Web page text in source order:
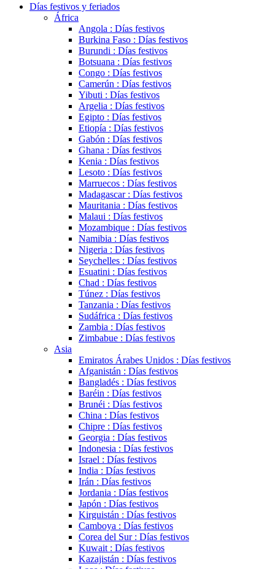
Días festivos y feriados
África
Angola : Días festivos
Burkina Faso : Días festivos
Burundi : Días festivos
Botsuana : Días festivos
Congo : Días festivos
Camerún : Días festivos
Yibuti : Días festivos
Argelia : Días festivos
Egipto : Días festivos
Etiopía : Días festivos
Gabón : Días festivos
Ghana : Días festivos
Kenia : Días festivos
Lesoto : Días festivos
Marruecos : Días festivos
Madagascar : Días festivos
Mauritania : Días festivos
Malaui : Días festivos
Mozambique : Días festivos
Namibia : Días festivos
Nigeria : Días festivos
Seychelles : Días festivos
Esuatini : Días festivos
Chad : Días festivos
Túnez : Días festivos
Tanzania : Días festivos
Sudáfrica : Días festivos
Zambia : Días festivos
Zimbabue : Días festivos
Asia
Emiratos Árabes Unidos : Días festivos
Afganistán : Días festivos
Bangladés : Días festivos
Baréin : Días festivos
Brunéi : Días festivos
China : Días festivos
Chipre : Días festivos
Georgia : Días festivos
Indonesia : Días festivos
Israel : Días festivos
India : Días festivos
Irán : Días festivos
Jordania : Días festivos
Japón : Días festivos
Kirguistán : Días festivos
Camboya : Días festivos
Corea del Sur : Días festivos
Kuwait : Días festivos
Kazajistán : Días festivos